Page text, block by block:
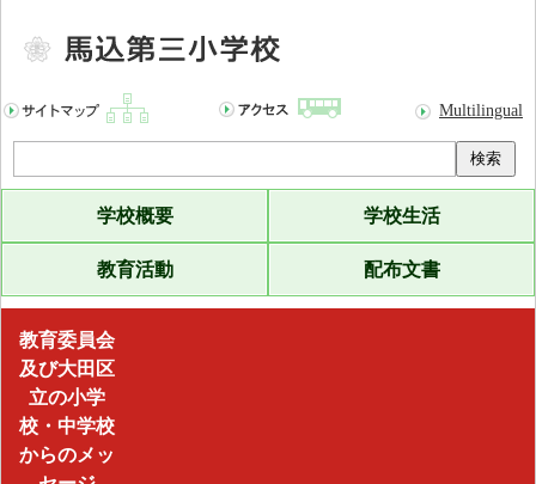
Multilingual
検索
学校概要 学校生活
教育活動 配布文書
馬
込
三
小
教育委員会
及び大田区
立の小学
校・中学校
からのメッ